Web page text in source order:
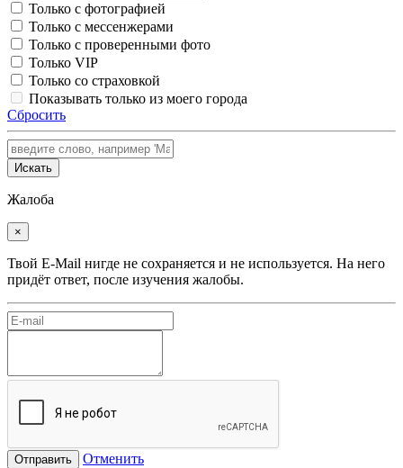
Только с фотографией
Только с мессенжерами
Только с проверенными фото
Только VIP
Только со страховкой
Показывать только из моего города
Сбросить
Искать
Жалоба
×
Твой E-Mail нигде не сохраняется и не используется. На него
придёт ответ, после изучения жалобы.
Отправить Отменить